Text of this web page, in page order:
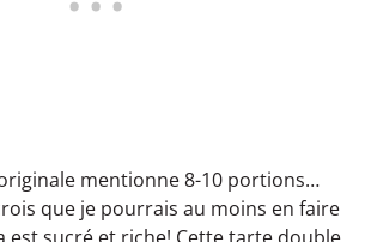
mentionne 8-10 portions…
que je pourrais au moins en faire